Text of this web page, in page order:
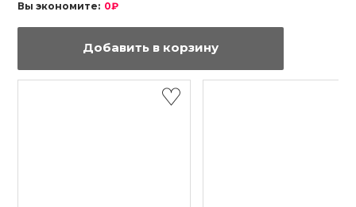
Вы экономите: 0₽
Добавить в корзину